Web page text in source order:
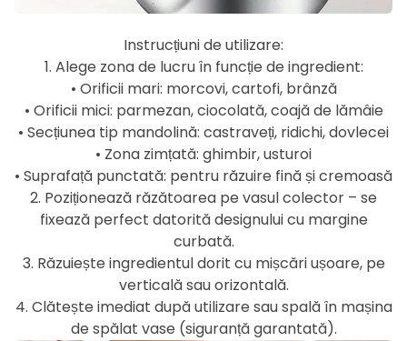
Instrucțiuni de utilizare:
1. Alege zona de lucru în funcție de ingredient:
• Orificii mari: morcovi, cartofi, brânză
• Orificii mici: parmezan, ciocolată, coajă de lămâie
• Secțiunea tip mandolină: castraveți, ridichi, dovlecei
• Zona zimțată: ghimbir, usturoi
• Suprafață punctată: pentru răzuire fină și cremoasă
2. Poziționează răzătoarea pe vasul colector – se
fixează perfect datorită designului cu margine
curbată.
3. Răzuiește ingredientul dorit cu mișcări ușoare, pe
verticală sau orizontală.
4. Clătește imediat după utilizare sau spală în mașina
de spălat vase (siguranță garantată).